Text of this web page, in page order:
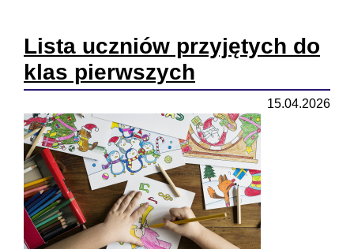
Lista uczniów przyjętych do
klas pierwszych
15.04.2026